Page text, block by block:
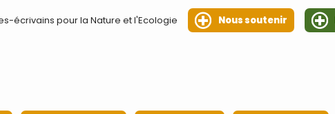
écrivains pour la Nature et l'Ecologie Nous soutenir